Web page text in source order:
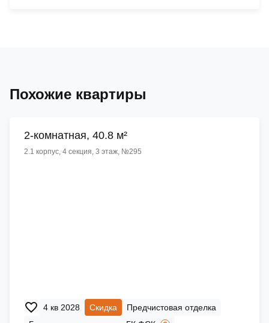
Похожие квартиры
2-комнатная, 40.8 м²
2.1 корпус, 4 секция, 3 этаж, №295
4 кв 2028 Скидка
Предчистовая отделка